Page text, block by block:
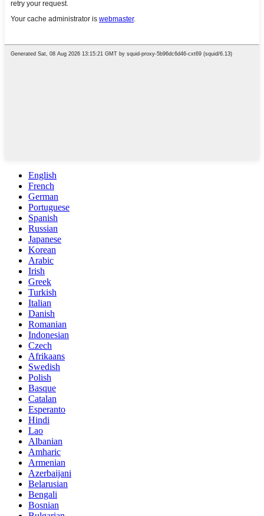
English
French
German
Portuguese
Spanish
Russian
Japanese
Korean
Arabic
Irish
Greek
Turkish
Italian
Danish
Romanian
Indonesian
Czech
Afrikaans
Swedish
Polish
Basque
Catalan
Esperanto
Hindi
Lao
Albanian
Amharic
Armenian
Azerbaijani
Belarusian
Bengali
Bosnian